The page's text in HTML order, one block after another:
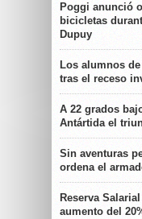
Poggi anunció
bicicletas
Dupuy
Los alumnos
tras el receso
A 22 grados
Antártida el
Sin aventuras
ordena el
Reserva
aumento del